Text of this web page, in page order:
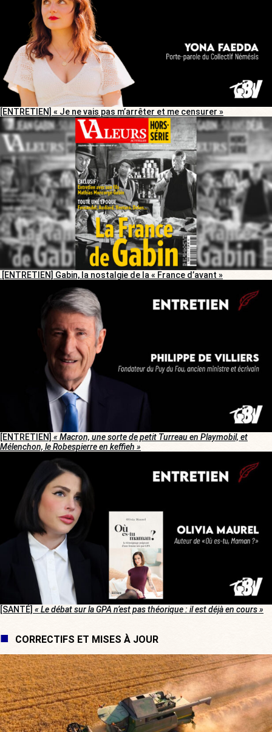
[ENTRETIEN] « Je ne vais pas m’arrêter et me censurer »
[ENTRETIEN] Gabin, la nostalgie de la « France d’avant »
[ENTRETIEN] « Macron, une sorte de petit Turreau en Playmobil, et
Mélenchon, le Robespierre en keffieh »
[SANTÉ] « Le débat sur la GPA n’est pas théorique : il est déjà en cours »
CORRECTIFS ET MISES À JOUR